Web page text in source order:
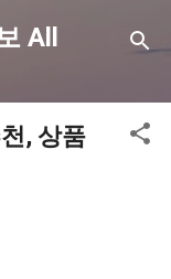
All
, 상품